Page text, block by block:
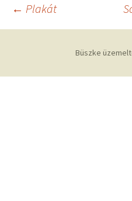
Bejegyzés
navigáció
← Plakát
Büszke